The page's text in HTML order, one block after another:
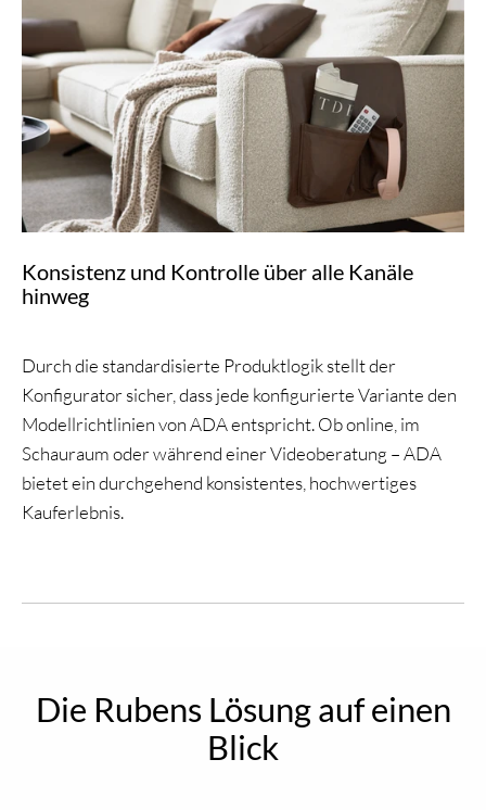
Konsistenz und Kontrolle über alle Kanäle
hinweg
Durch die standardisierte Produktlogik stellt der
Konfigurator sicher, dass jede konfigurierte Variante den
Modellrichtlinien von ADA entspricht. Ob online, im
Schauraum oder während einer Videoberatung – ADA
bietet ein durchgehend konsistentes, hochwertiges
Kauferlebnis.
Die Rubens Lösung auf einen
Blick